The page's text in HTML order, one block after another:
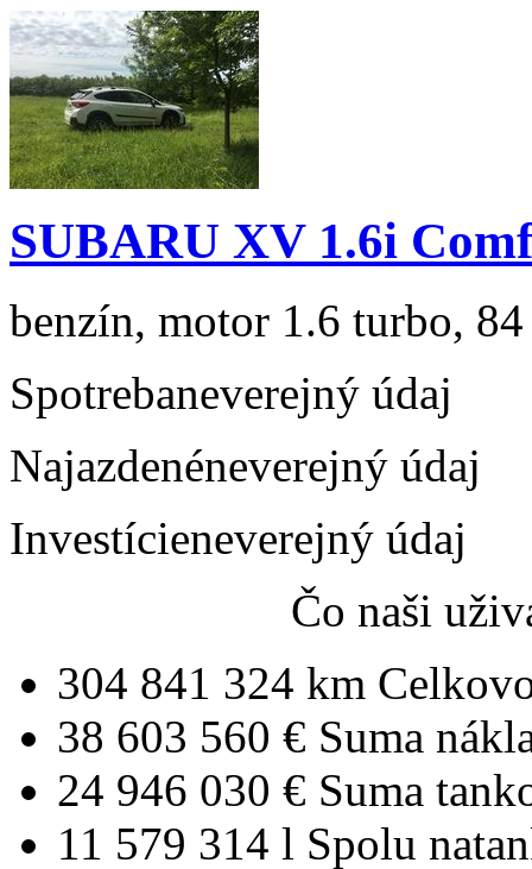
SUBARU XV 1.6i
benzín, motor 1.6 turbo,
Spotrebaneverejný údaj
Najazdenéneverejný údaj
Investícieneverejný údaj
Čo naši
304 841 324 km
38 603 560 € Suma
24 946 030 € Suma
11 579 314 l Spolu